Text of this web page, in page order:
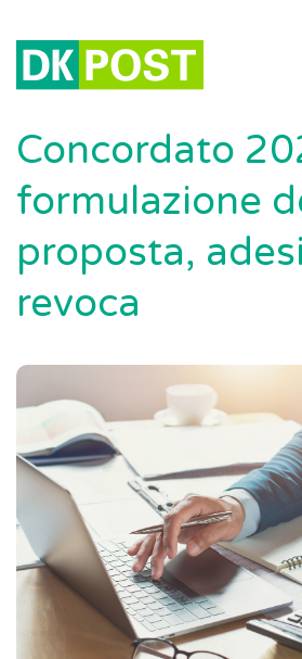
Concordato
formulazione
proposta,
revoca